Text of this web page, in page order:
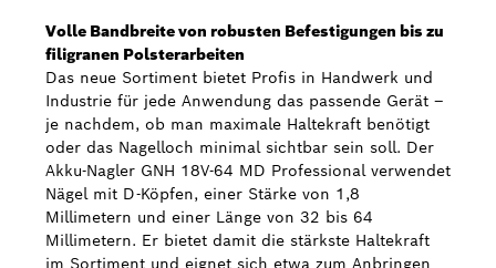
Volle Bandbreite von robusten Befestigungen bis zu
filigranen Polsterarbeiten
Das neue Sortiment bietet Profis in Handwerk und
Industrie für jede Anwendung das passende Gerät ‒
je nachdem, ob man maximale Haltekraft benötigt
oder das Nagelloch minimal sichtbar sein soll. Der
Akku-Nagler GNH 18V-64 MD Professional verwendet
Nägel mit D-Köpfen, einer Stärke von 1,8
Millimetern und einer Länge von 32 bis 64
Millimetern. Er bietet damit die stärkste Haltekraft
im Sortiment und eignet sich etwa zum Anbringen